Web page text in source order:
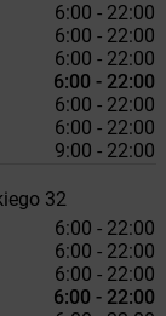
6:00 - 22:00
6:00 - 22:00
6:00 - 22:00
6:00 - 22:00
6:00 - 22:00
6:00 - 22:00
9:00 - 22:00
32
6:00 - 22:00
6:00 - 22:00
6:00 - 22:00
6:00 - 22:00